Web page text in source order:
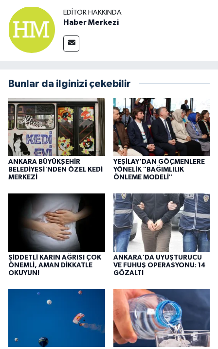
EDITÖR HAKKINDA
Haber Merkezi
Bunlar da ilginizi çekebilir
ANKARA BÜYÜKŞEHİR
BELEDİYESİ'NDEN ÖZEL KEDİ
MERKEZİ
YEŞİLAY'DAN GÖÇMENLERE
YÖNELİK "BAĞIMLILIK
ÖNLEME MODELİ"
ŞİDDETLİ KARIN AĞRISI ÇOK
ÖNEMLİ, AMAN DİKKATLE
OKUYUN!
ANKARA'DA UYUŞTURUCU
VE FUHUŞ OPERASYONU: 14
GÖZALTI